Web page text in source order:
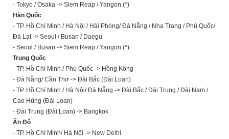
- Tokyo / Osaka -> Siem Reap / Yangon (*)
Hàn Quốc
- TP. Hồ Chí Minh / Hà Nội / Hải Phòng/ Đà Nẵng / Nha Trang / Phú Quốc/
Đà Lạt -> Seoul / Busan / Daegu
- Seoul / Busan -> Siem Reap / Yangon (*)
Trung Quốc
- TP. Hồ Chí Minh / Phú Quốc -> Hồng Kông
- Đà Nẵng/ Cần Thơ -> Đài Bắc (Đài Loan)
- TP. Hồ Chí Minh / Hà Nội/ Đà Nẵng -> Đài Bắc / Đài Trung / Đài Nam /
Cao Hùng (Đài Loan)
- Đài Trung (Đài Loan) -> Bangkok
Ấn Độ
- TP. Hồ Chí Minh/ Hà Nội -> New Delhi